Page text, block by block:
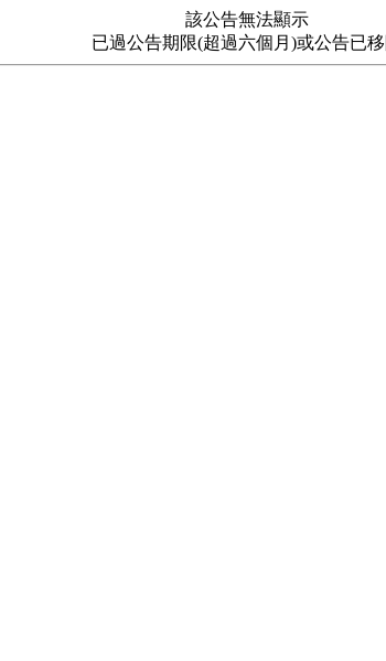
該公告無法顯示
已過公告期限(超過六個月)或公告已